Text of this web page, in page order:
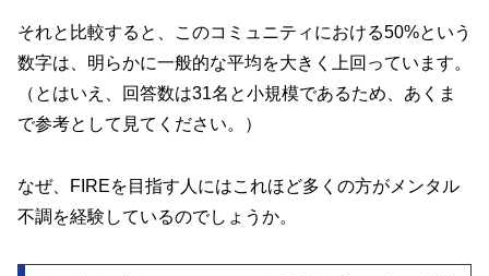
それと比較すると、このコミュニティにおける50%という
数字は、明らかに一般的な平均を大きく上回っています。
（とはいえ、回答数は31名と小規模であるため、あくま
で参考として見てください。）
なぜ、FIREを目指す人にはこれほど多くの方がメンタル
不調を経験しているのでしょうか。